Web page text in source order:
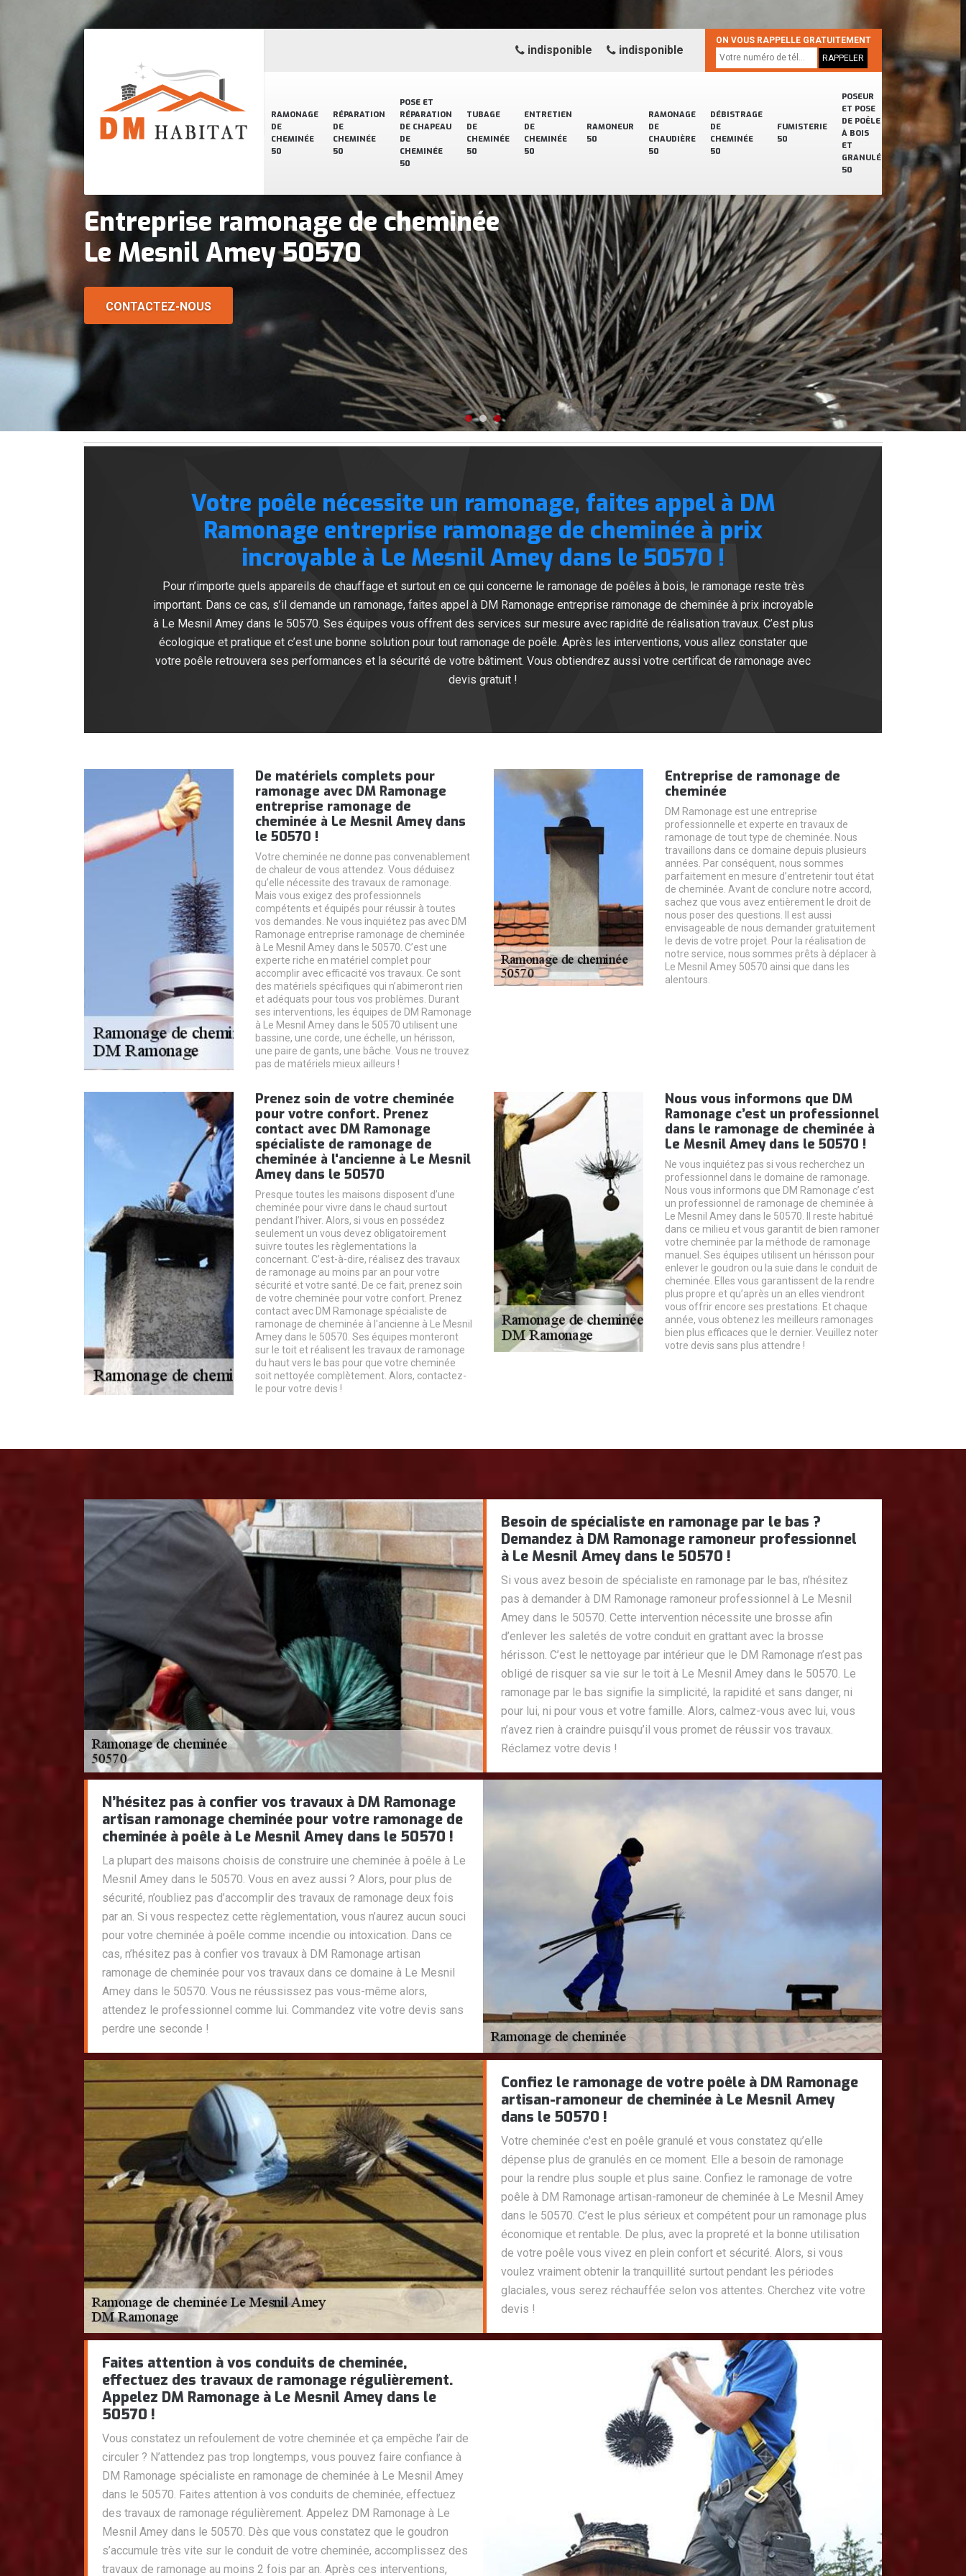
RAMONAGE
DE
CHEMINÉE
50
RÉPARATION
DE
CHEMINÉE
50
POSE ET
RÉPARATION
DE CHAPEAU
DE
CHEMINÉE
50
TUBAGE
DE
CHEMINÉE
50
ENTRETIEN
DE
CHEMINÉE
50
RAMONEUR
50
RAMONAGE
DE
CHAUDIÈRE
50
DÉBISTRAGE
DE
CHEMINÉE
50
FUMISTERIE
50
POSEUR
ET POSE
DE POÊLE
À BOIS
ET
GRANULÉ
50
indisponible indisponible
ON VOUS RAPPELLE GRATUITEMENT
Entreprise ramonage de cheminée
Le Mesnil Amey 50570
CONTACTEZ-NOUS
Votre poêle nécessite un ramonage, faites appel à DM
Ramonage entreprise ramonage de cheminée à prix
incroyable à Le Mesnil Amey dans le 50570 !
Pour n’importe quels appareils de chauffage et surtout en ce qui concerne le ramonage de poêles à bois, le ramonage reste très
important. Dans ce cas, s’il demande un ramonage, faites appel à DM Ramonage entreprise ramonage de cheminée à prix incroyable
à Le Mesnil Amey dans le 50570. Ses équipes vous offrent des services sur mesure avec rapidité de réalisation travaux. C’est plus
écologique et pratique et c’est une bonne solution pour tout ramonage de poêle. Après les interventions, vous allez constater que
votre poêle retrouvera ses performances et la sécurité de votre bâtiment. Vous obtiendrez aussi votre certificat de ramonage avec
devis gratuit !
De matériels complets pour
ramonage avec DM Ramonage
entreprise ramonage de
cheminée à Le Mesnil Amey dans
le 50570 !
Votre cheminée ne donne pas convenablement
de chaleur de vous attendez. Vous déduisez
qu’elle nécessite des travaux de ramonage.
Mais vous exigez des professionnels
compétents et équipés pour réussir à toutes
vos demandes. Ne vous inquiétez pas avec DM
Ramonage entreprise ramonage de cheminée
à Le Mesnil Amey dans le 50570. C’est une
experte riche en matériel complet pour
accomplir avec efficacité vos travaux. Ce sont
des matériels spécifiques qui n’abimeront rien
et adéquats pour tous vos problèmes. Durant
ses interventions, les équipes de DM Ramonage
à Le Mesnil Amey dans le 50570 utilisent une
bassine, une corde, une échelle, un hérisson,
une paire de gants, une bâche. Vous ne trouvez
pas de matériels mieux ailleurs !
Entreprise de ramonage de
cheminée
DM Ramonage est une entreprise
professionnelle et experte en travaux de
ramonage de tout type de cheminée. Nous
travaillons dans ce domaine depuis plusieurs
années. Par conséquent, nous sommes
parfaitement en mesure d’entretenir tout état
de cheminée. Avant de conclure notre accord,
sachez que vous avez entièrement le droit de
nous poser des questions. Il est aussi
envisageable de nous demander gratuitement
le devis de votre projet. Pour la réalisation de
notre service, nous sommes prêts à déplacer à
Le Mesnil Amey 50570 ainsi que dans les
alentours.
Prenez soin de votre cheminée
pour votre confort. Prenez
contact avec DM Ramonage
spécialiste de ramonage de
cheminée à l'ancienne à Le Mesnil
Amey dans le 50570
Presque toutes les maisons disposent d’une
cheminée pour vivre dans le chaud surtout
pendant l’hiver. Alors, si vous en possédez
seulement un vous devez obligatoirement
suivre toutes les règlementations la
concernant. C’est-à-dire, réalisez des travaux
de ramonage au moins par an pour votre
sécurité et votre santé. De ce fait, prenez soin
de votre cheminée pour votre confort. Prenez
contact avec DM Ramonage spécialiste de
ramonage de cheminée à l'ancienne à Le Mesnil
Amey dans le 50570. Ses équipes monteront
sur le toit et réalisent les travaux de ramonage
du haut vers le bas pour que votre cheminée
soit nettoyée complètement. Alors, contactez-
le pour votre devis !
Nous vous informons que DM
Ramonage c’est un professionnel
dans le ramonage de cheminée à
Le Mesnil Amey dans le 50570 !
Ne vous inquiétez pas si vous recherchez un
professionnel dans le domaine de ramonage.
Nous vous informons que DM Ramonage c’est
un professionnel de ramonage de cheminée à
Le Mesnil Amey dans le 50570. Il reste habitué
dans ce milieu et vous garantit de bien ramoner
votre cheminée par la méthode de ramonage
manuel. Ses équipes utilisent un hérisson pour
enlever le goudron ou la suie dans le conduit de
cheminée. Elles vous garantissent de la rendre
plus propre et qu’après un an elles viendront
vous offrir encore ses prestations. Et chaque
année, vous obtenez les meilleurs ramonages
bien plus efficaces que le dernier. Veuillez noter
votre devis sans plus attendre !
Besoin de spécialiste en ramonage par le bas ?
Demandez à DM Ramonage ramoneur professionnel
à Le Mesnil Amey dans le 50570 !
Si vous avez besoin de spécialiste en ramonage par le bas, n’hésitez
pas à demander à DM Ramonage ramoneur professionnel à Le Mesnil
Amey dans le 50570. Cette intervention nécessite une brosse afin
d’enlever les saletés de votre conduit en grattant avec la brosse
hérisson. C’est le nettoyage par intérieur que le DM Ramonage n’est pas
obligé de risquer sa vie sur le toit à Le Mesnil Amey dans le 50570. Le
ramonage par le bas signifie la simplicité, la rapidité et sans danger, ni
pour lui, ni pour vous et votre famille. Alors, calmez-vous avec lui, vous
n’avez rien à craindre puisqu’il vous promet de réussir vos travaux.
Réclamez votre devis !
N’hésitez pas à confier vos travaux à DM Ramonage
artisan ramonage cheminée pour votre ramonage de
cheminée à poêle à Le Mesnil Amey dans le 50570 !
La plupart des maisons choisis de construire une cheminée à poêle à Le
Mesnil Amey dans le 50570. Vous en avez aussi ? Alors, pour plus de
sécurité, n’oubliez pas d’accomplir des travaux de ramonage deux fois
par an. Si vous respectez cette règlementation, vous n’aurez aucun souci
pour votre cheminée à poêle comme incendie ou intoxication. Dans ce
cas, n’hésitez pas à confier vos travaux à DM Ramonage artisan
ramonage de cheminée pour vos travaux dans ce domaine à Le Mesnil
Amey dans le 50570. Vous ne réussissez pas vous-même alors,
attendez le professionnel comme lui. Commandez vite votre devis sans
perdre une seconde !
Confiez le ramonage de votre poêle à DM Ramonage
artisan-ramoneur de cheminée à Le Mesnil Amey
dans le 50570 !
Votre cheminée c'est en poêle granulé et vous constatez qu’elle
dépense plus de granulés en ce moment. Elle a besoin de ramonage
pour la rendre plus souple et plus saine. Confiez le ramonage de votre
poêle à DM Ramonage artisan-ramoneur de cheminée à Le Mesnil Amey
dans le 50570. C’est le plus sérieux et compétent pour un ramonage plus
économique et rentable. De plus, avec la propreté et la bonne utilisation
de votre poêle vous vivez en plein confort et sécurité. Alors, si vous
voulez vraiment obtenir la tranquillité surtout pendant les périodes
glaciales, vous serez réchauffée selon vos attentes. Cherchez vite votre
devis !
Faites attention à vos conduits de cheminée,
effectuez des travaux de ramonage régulièrement.
Appelez DM Ramonage à Le Mesnil Amey dans le
50570 !
Vous constatez un refoulement de votre cheminée et ça empêche l’air de
circuler ? N’attendez pas trop longtemps, vous pouvez faire confiance à
DM Ramonage spécialiste en ramonage de cheminée à Le Mesnil Amey
dans le 50570. Faites attention à vos conduits de cheminée, effectuez
des travaux de ramonage régulièrement. Appelez DM Ramonage à Le
Mesnil Amey dans le 50570. Dès que vous constatez que le goudron
s’accumule très vite sur le conduit de votre cheminée, accomplissez des
travaux de ramonage au moins 2 fois par an. Après ces interventions,